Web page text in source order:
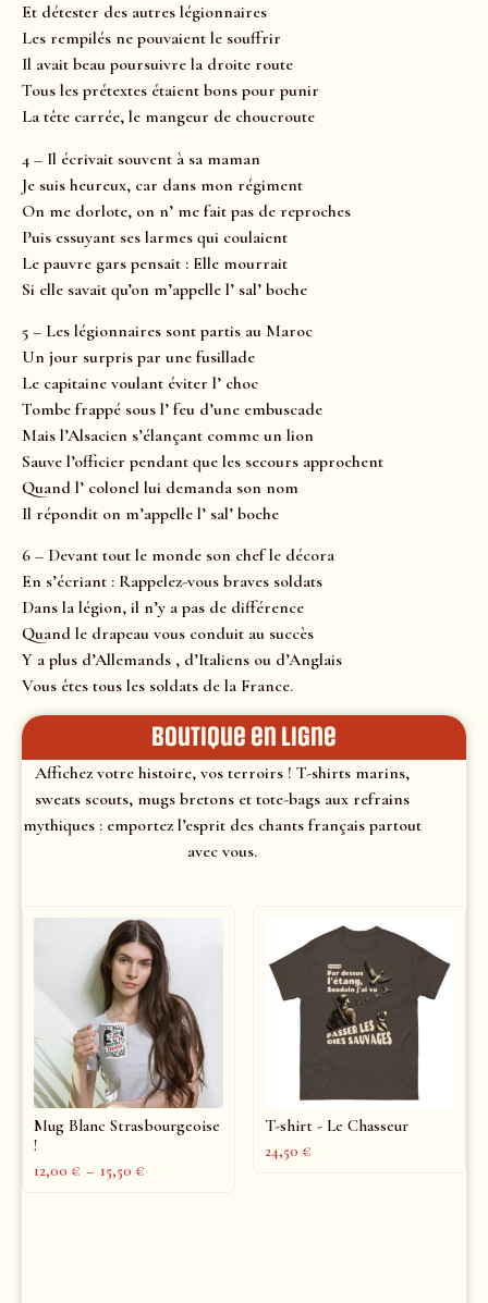
Et détester des autres légionnaires
Les rempilés ne pouvaient le souffrir
Il avait beau poursuivre la droite route
Tous les prétextes étaient bons pour punir
La tête carrée, le mangeur de choucroute
4 – Il écrivait souvent à sa maman
Je suis heureux, car dans mon régiment
On me dorlote, on n’ me fait pas de reproches
Puis essuyant ses larmes qui coulaient
Le pauvre gars pensait : Elle mourrait
Si elle savait qu’on m’appelle l’ sal’ boche
5 – Les légionnaires sont partis au Maroc
Un jour surpris par une fusillade
Le capitaine voulant éviter l’ choc
Tombe frappé sous l’ feu d’une embuscade
Mais l’Alsacien s’élançant comme un lion
Sauve l’officier pendant que les secours approchent
Quand l’ colonel lui demanda son nom
Il répondit on m’appelle l’ sal’ boche
6 – Devant tout le monde son chef le décora
En s’écriant : Rappelez-vous braves soldats
Dans la légion, il n’y a pas de différence
Quand le drapeau vous conduit au succès
Y a plus d’Allemands , d’Italiens ou d’Anglais
Vous êtes tous les soldats de la France.
Boutique en ligne
Affichez votre histoire, vos terroirs ! T-shirts marins,
sweats scouts, mugs bretons et tote-bags aux refrains
mythiques : emportez l’esprit des chants français partout
avec vous.
Mug Blanc Strasbourgeoise
!
12,00 € – 15,50 €
T-shirt - Le Chasseur
24,50 €